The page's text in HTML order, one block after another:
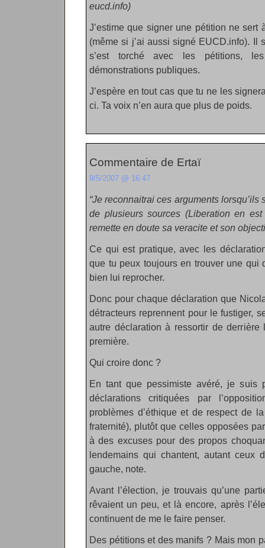
eucd.info)
J’estime que signer une pétition ne sert
(même si j’ai aussi signé EUCD.info). Il
s’est torché avec les pétitions,
démonstrations publiques.
J’espère en tout cas que tu ne les
ci. Ta voix n’en aura que plus de poids.
Commentaire de Ertaï
9/5/2007 @ 16:47
“Je reconnaitrai ces arguments
de plusieurs sources (Liberation en
remette en doute sa veracite et son
Ce qui est pratique, avec les
que tu peux toujours en trouver une qui
bien lui reprocher.
Donc pour chaque déclaration que
détracteurs reprennent pour le fustiger,
autre déclaration à ressortir de
première.
Qui croire donc ?
En tant que pessimiste avéré, je suis
déclarations critiquées par
problèmes d’éthique et de respect de
fraternité), plutôt que celles opposées
à des excuses pour des propos
lendemains qui chantent, autant
gauche, note.
Avant l’élection, je trouvais qu’une
rêvaient un peu, et là encore, après
continuent de me le faire penser.
Des pétitions et des manifs ? Mais mon